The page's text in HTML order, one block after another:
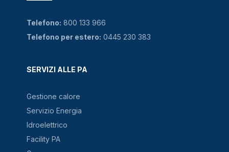
SERVIZI ALLE PA
Gestione calore
Servizio Energia
Idroelettrico
Facility PA
Telefono: 800 133 966
Telefono per estero: 0445 230 383